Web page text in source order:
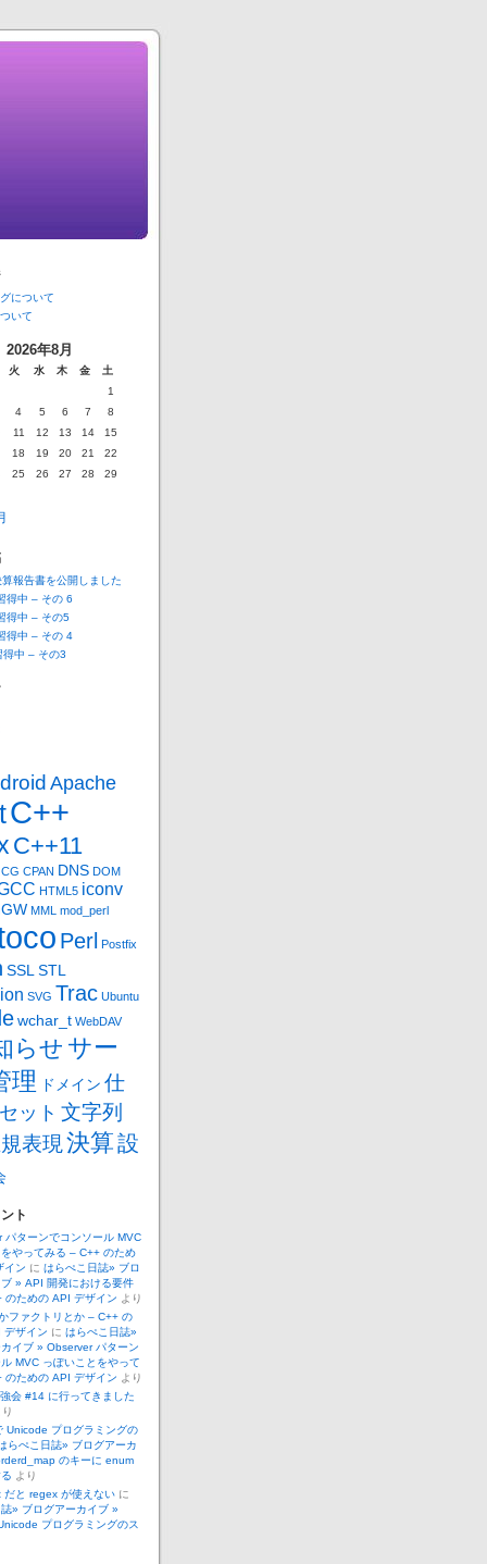
について
いて
2026年8月
火 水 木 金 土
1
4 5 6 7
8
11 12 13 14
15
18 19 20 21
22
25 26 27 28
29
報告書を公開しました
得中 – その 6
得中 – その5
得中 – その 4
中 – その3
Apache
C++
C++11
CG CPAN DNS DOM
HTML5 iconv
MML mod_perl
Perl Postfix
SSL STL
SVG Trac Ubuntu
wchar_t WebDAV
らせ サー
理
ドメイン 仕
ット 文字列
表現決算設
ト
パターンでコンソール MVC
やってみる – C++ のため
イン に はらぺこ日誌» ブロ
» API 開発における要件
のための API デザイン より
ファクトリとか – C++ の
デザイン に はらぺこ日誌»
イブ » Observer パターン
MVC っぽいことをやって
のための API デザイン より
会 #14 に行ってきました
Unicode プログラミングの
らぺこ日誌» ブログアーカ
のキーに enum
より
だと regex が使えない に
» ブログアーカイブ »
プログラミングのス